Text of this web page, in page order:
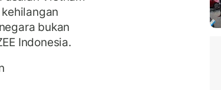
bukan
Indonesia.